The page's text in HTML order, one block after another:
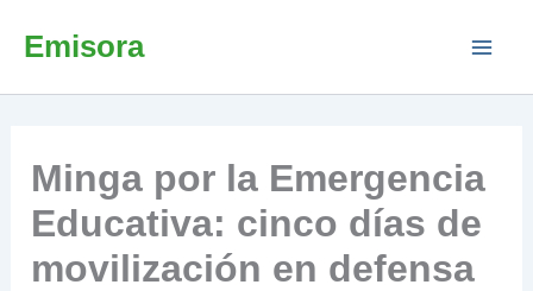
Emisora
Minga por la Emergencia
Educativa: cinco días de
movilización en defensa